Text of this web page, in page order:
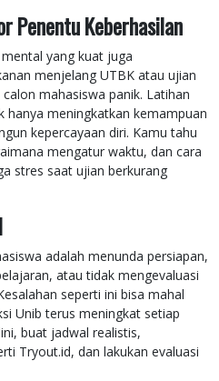
Penentu Keberhasilan
yang kuat juga
menjelang UTBK atau ujian
mahasiswa panik. Latihan
meningkatkan kemampuan
kepercayaan diri. Kamu tahu
mengatur waktu, dan cara
stres saat ujian berkurang
adalah menunda persiapan,
atau tidak mengevaluasi
seperti ini bisa mahal
Unib terus meningkat setiap
buat jadwal realistis,
Tryout.id, dan lakukan evaluasi